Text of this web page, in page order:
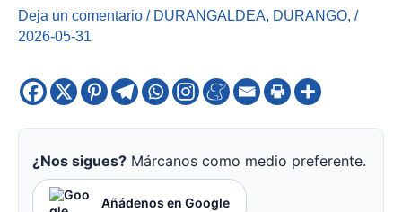
Deja un comentario / DURANGALDEA, DURANGO, /
2026-05-31
¿Nos sigues? Márcanos como medio preferente.
Añádenos en Google